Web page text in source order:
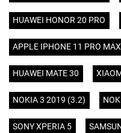
HUAWEI HONOR 20 PRO
APPLE IPHONE 11 PRO MAX
HUAWEI MATE 30
NOKIA 3 2019 (3.2)
SONY XPERIA 5